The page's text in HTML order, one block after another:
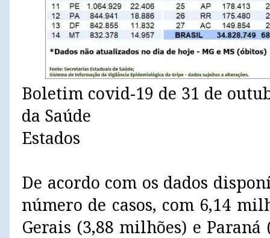
Boletim covid-19 de 31 de
da Saúde
Estados
De acordo com os dados
número de casos, com 6,14
Gerais (3,88 milhões) e